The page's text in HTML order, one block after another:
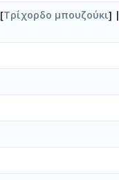
[Τρίχορδο μπουζούκι] |